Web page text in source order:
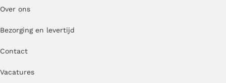
Over ons
Bezorging en levertijd
Contact
Vacatures